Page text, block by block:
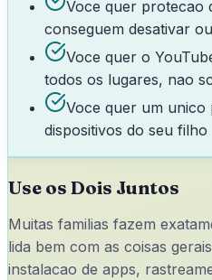
Voce quer protecao
conseguem desativar
Voce quer o
todos os lugares, nao
Voce quer um unico
dispositivos do seu filho
Use os Dois Juntos
Muitas familias fazem
lida bem com as coisas
instalacao de apps,